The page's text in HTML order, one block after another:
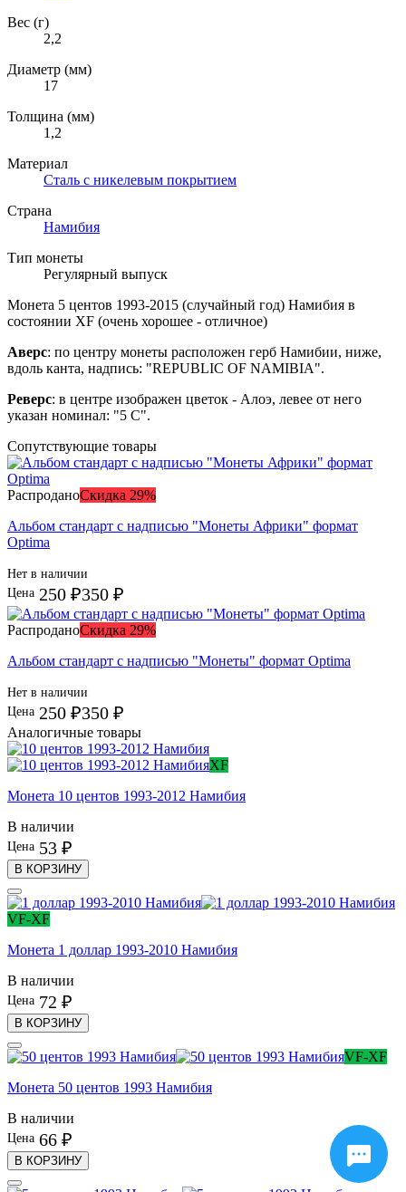
Вес (г)
2,2
Диаметр (мм)
17
Толщина (мм)
1,2
Материал
Сталь с никелевым покрытием
Страна
Намибия
Тип монеты
Регулярный выпуск
Монета 5 центов 1993-2015 (случайный год) Намибия в
состоянии XF (очень хорошее - отличное)
Аверс: по центру монеты расположен герб Намибии, ниже,
вдоль канта, надпись: "REPUBLIC OF NAMIBIA".
Реверс: в центре изображен цветок - Алоэ, левее от него
указан номинал: "5 C".
Сопутствующие товары
РаспроданоСкидка 29%
Альбом стандарт с надписью "Монеты Африки" формат
Optima
Нет в наличии
Цена 250 ₽350 ₽
РаспроданоСкидка 29%
Альбом стандарт с надписью "Монеты" формат Optima
Нет в наличии
Цена 250 ₽350 ₽
Аналогичные товары
XF
Монета 10 центов 1993-2012 Намибия
В наличии
Цена 53 ₽
В КОРЗИНУ
VF-XF
Монета 1 доллар 1993-2010 Намибия
В наличии
Цена 72 ₽
В КОРЗИНУ
VF-XF
Монета 50 центов 1993 Намибия
В наличии
Цена 66 ₽
В КОРЗИНУ